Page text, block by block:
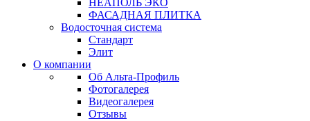
НЕАПОЛЬ ЭКО
ФАСАДНАЯ ПЛИТКА
Водосточная система
Стандарт
Элит
О компании
Об Альта-Профиль
Фотогалерея
Видеогалерея
Отзывы